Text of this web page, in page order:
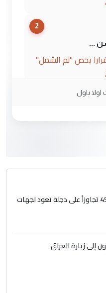
2
...
يخص "لم الشمل"
ومفتوحة لانضمام
4
طبية متزوج و
بغداد أرغب في
الاستمرار في
اولا باول
الموارد المائية: 454 تجاوزاً على دجلة تعود لجهات
إلى زيارة العراق